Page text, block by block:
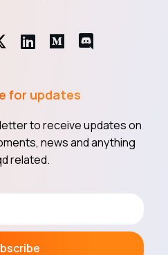
for updates
to receive updates on
news and anything
related.